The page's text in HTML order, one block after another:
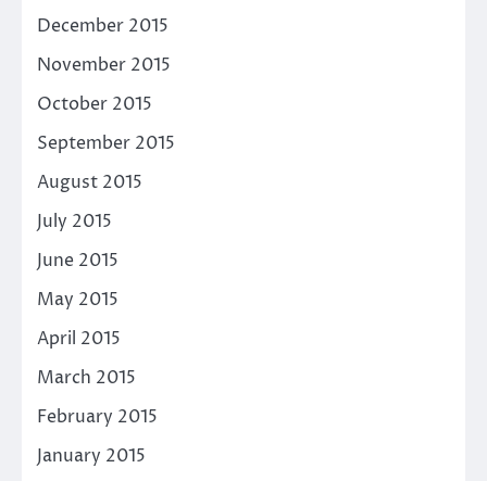
December 2015
November 2015
October 2015
September 2015
August 2015
July 2015
June 2015
May 2015
April 2015
March 2015
February 2015
January 2015